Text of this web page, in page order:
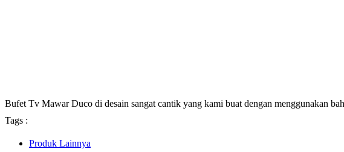
Bufet Tv Mawar Duco di desain sangat cantik yang kami buat dengan menggunakan
Tags :
Produk Lainnya